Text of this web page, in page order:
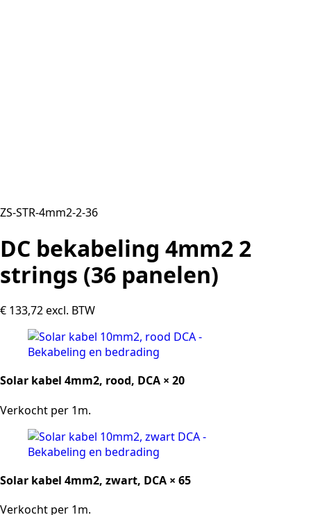
ZS-STR-4mm2-2-36
DC bekabeling 4mm2 2
strings (36 panelen)
€ 133,72excl. BTW
Solar kabel 4mm2, rood, DCA × 20
Verkocht per 1m.
Solar kabel 4mm2, zwart, DCA × 65
Verkocht per 1m.